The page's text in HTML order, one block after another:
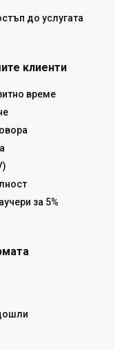
до услугата
клиенти
време
за 5%